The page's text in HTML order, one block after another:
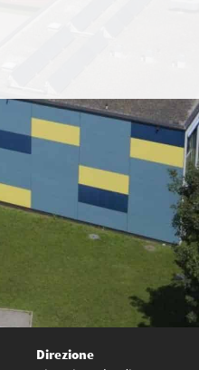
Direzione